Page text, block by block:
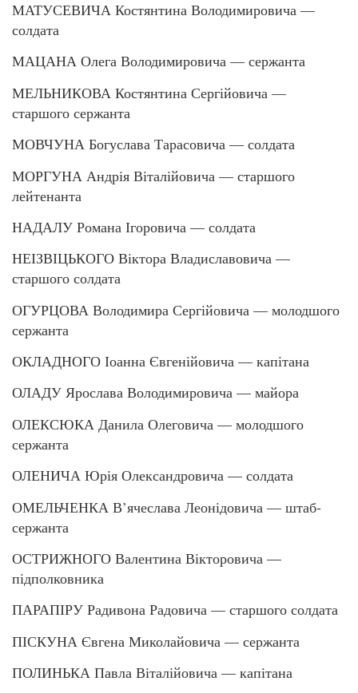
МАТУСЕВИЧА Костянтина Володимировича —
солдата
МАЦАНА Олега Володимировича — сержанта
МЕЛЬНИКОВА Костянтина Сергійовича —
старшого сержанта
МОВЧУНА Богуслава Тарасовича — солдата
МОРГУНА Андрія Віталійовича — старшого
лейтенанта
НАДАЛУ Романа Ігоровича — солдата
НЕІЗВІЦЬКОГО Віктора Владиславовича —
старшого солдата
ОГУРЦОВА Володимира Сергійовича — молодшого
сержанта
ОКЛАДНОГО Іоанна Євгенійовича — капітана
ОЛАДУ Ярослава Володимировича — майора
ОЛЕКСЮКА Данила Олеговича — молодшого
сержанта
ОЛЕНИЧА Юрія Олександровича — солдата
ОМЕЛЬЧЕНКА В’ячеслава Леонідовича — штаб-
сержанта
ОСТРИЖНОГО Валентина Вікторовича —
підполковника
ПАРАПІРУ Радивона Радовича — старшого солдата
ПІСКУНА Євгена Миколайовича — сержанта
ПОЛИНЬКА Павла Віталійовича — капітана